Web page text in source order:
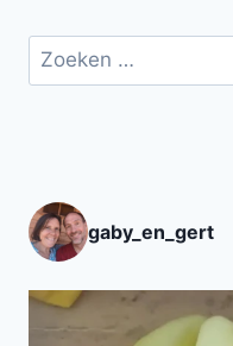
Zoeken
naar:
gaby_en_gert